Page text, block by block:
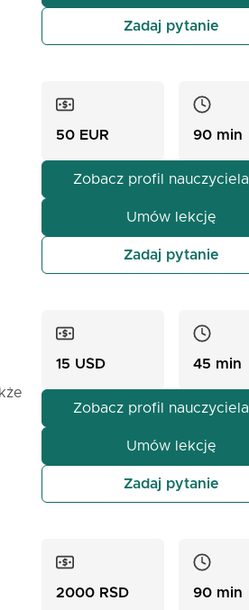
Zadaj pytanie
50 EUR 90 min
Zobacz profil nauczyciela
Umów lekcję
Zadaj pytanie
15 USD 45 min
Zobacz profil nauczyciela
Umów lekcję
Zadaj pytanie
2000 RSD 90 min